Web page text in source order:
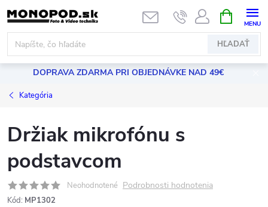
Prejsť
na
obsah
HĽADAŤ
KOŠÍK
DOPRAVA ZDARMA PRI OBJEDNÁVKE NAD 49€
Kategória
Držiak mikrofónu s
podstavcom
Neohodnotené Podrobnosti hodnotenia
Kód: MP1302